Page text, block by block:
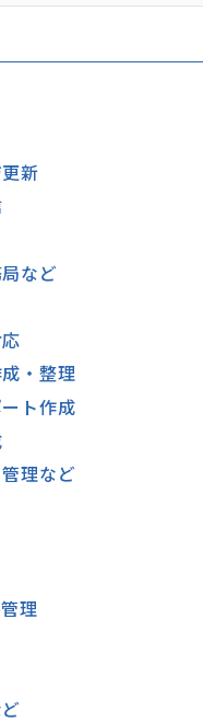
新
など
・整理
ト作成
理など
理